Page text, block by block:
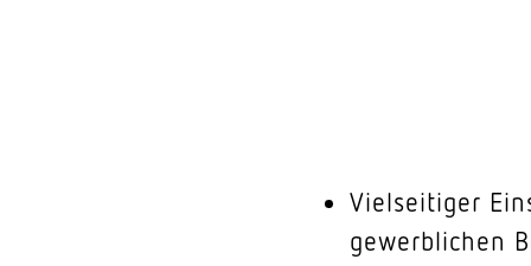
Vielseitiger
gewerblichen